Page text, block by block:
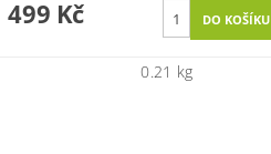
499 Kč
0.21 kg